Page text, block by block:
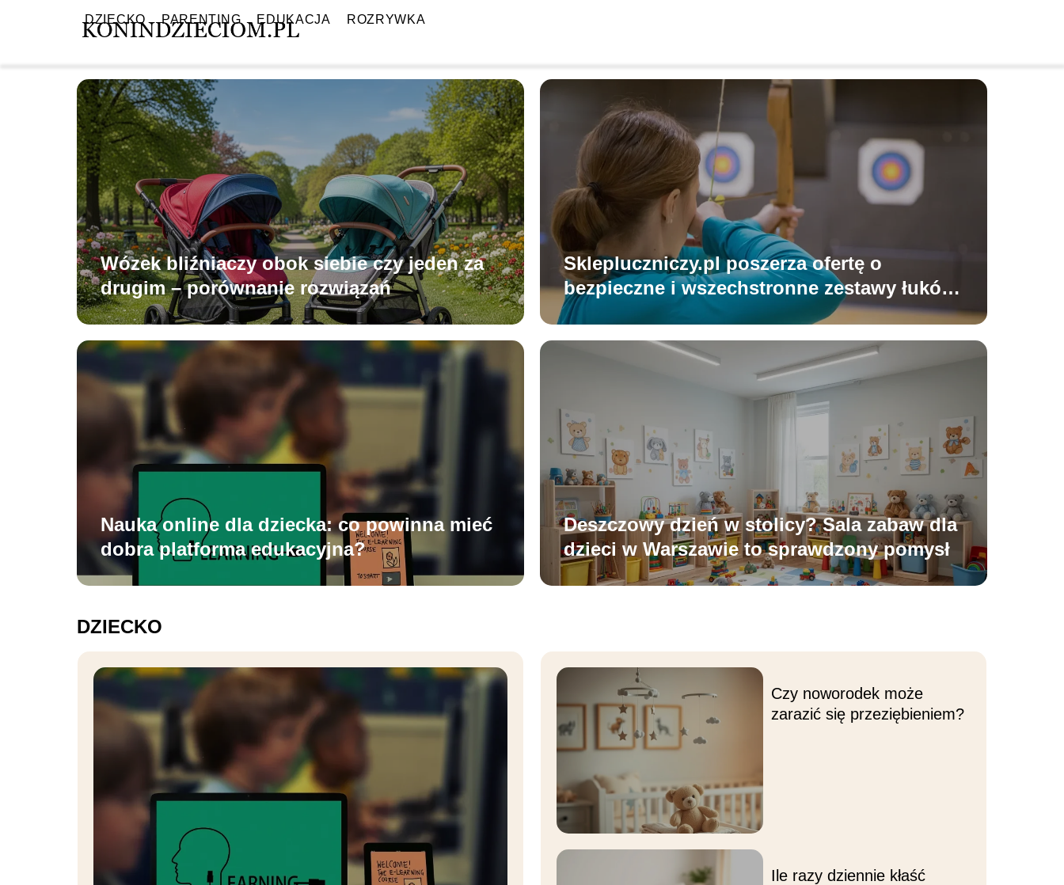
DZIECKO PARENTING EDUKACJA ROZRYWKA
Wózek bliźniaczy obok siebie czy jeden za
drugim – porównanie rozwiązań
Sklepluczniczy.pl poszerza ofertę o
bezpieczne i wszechstronne zestawy łuków
bloczkowych
Nauka online dla dziecka: co powinna mieć
dobra platforma edukacyjna?
Deszczowy dzień w stolicy? Sala zabaw dla
dzieci w Warszawie to sprawdzony pomysł
DZIECKO
Czy noworodek może
zarazić się przeziębieniem?
Ile razy dziennie kłaść